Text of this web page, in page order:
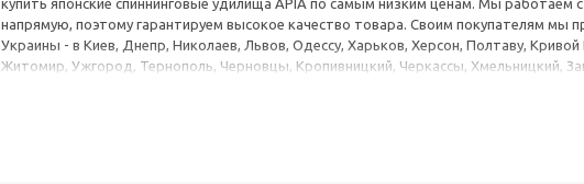
купить японские спиннинговые удилища APIA по самым низким ценам. Мы
напрямую, поэтому гарантируем высокое качество товара. Своим покупателям мы
Украины - в Киев, Днепр, Николаев, Львов, Одессу, Харьков, Херсон, Полтаву,
Житомир, Ужгород, Тернополь, Черновцы, Кропивницкий, Черкассы, Хмельницкий,